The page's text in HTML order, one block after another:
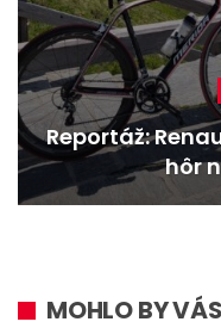
Reportáž:
hôr
MOHLO BY